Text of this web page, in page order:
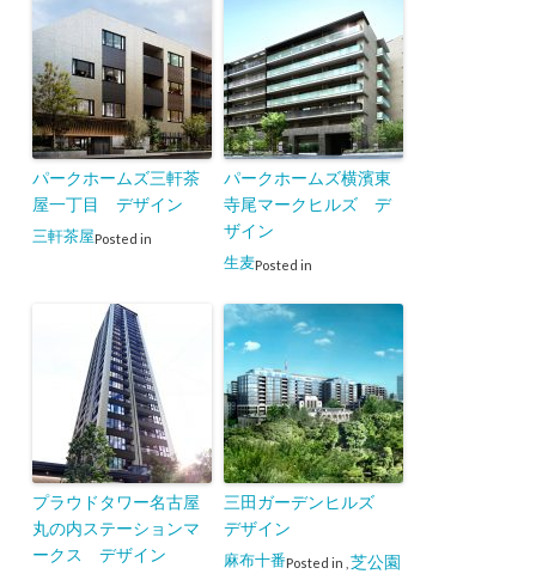
パークホームズ三軒茶
屋一丁目 デザイン
Posted in
三軒茶屋
パークホームズ横濱東
寺尾マークヒルズ デ
ザイン
Posted in
生麦
プラウドタワー名古屋
丸の内ステーションマ
ークス デザイン
三田ガーデンヒルズ
デザイン
Posted in
麻布十番 芝公園